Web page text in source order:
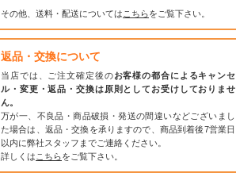
その他、送料・配送については こちらをご覧下さい。
返品・交換について
当店では、ご注文確定後のお客様の都合によるキャンセ
ル・変更・返品・交換は原則としてお受けしておりませ
ん。
万が一、不良品・商品破損・発送の間違いなどございまし
た場合は、返品・交換を承りますので、商品到着後7営業日
以内に弊社スタッフまでご連絡ください。
詳しくは こちらをご覧下さい。